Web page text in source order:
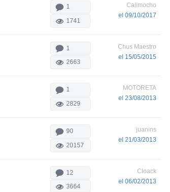
1
1741
Calimocho
el 09/10/2017
1
2663
Chus Maestro
el 15/05/2015
1
2829
MOTORETA
el 23/08/2013
90
20157
juanins
el 21/03/2013
12
3664
Cloack
el 06/02/2013